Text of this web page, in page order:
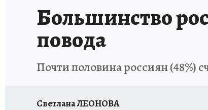
Большинство
повода
Почти половина россиян (48%)
Светлана ЛЕОНОВА